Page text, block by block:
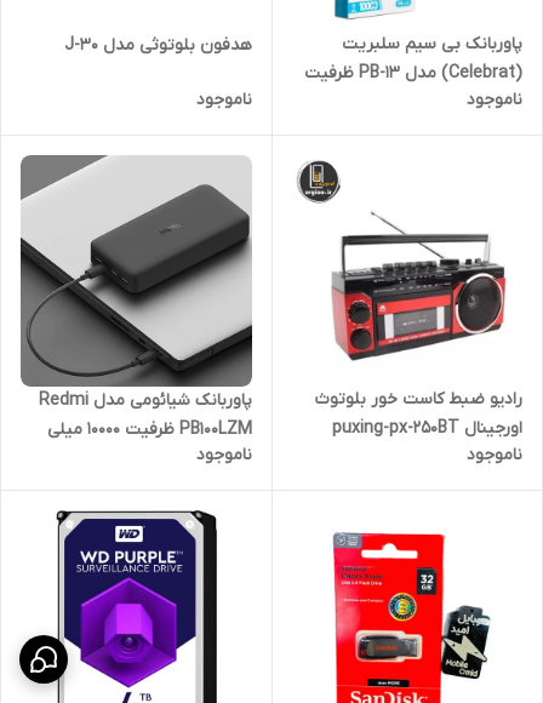
پاوربانک بی سیم سلبریت
(Celebrat) مدل PB-13 ظرفیت
10000mAh
ناموجود
هدفون بلوتوثی مدل J-30
ناموجود
رادیو ضبط کاست خور بلوتوث
اورجینال puxing-px-250BT
ناموجود
پاوربانک شیائومی مدل Redmi
PB100LZM ظرفیت 10000 میلی
آمپر ساعت به همراه کابل تبدیل
microUSB
ناموجود